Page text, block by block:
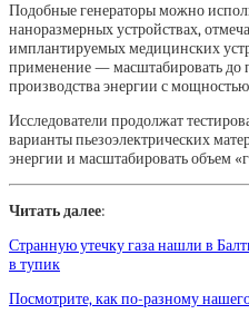
Подобные генераторы можно
наноразмерных устройствах,
имплантируемых медицинских
применение — масштабировать до
производства энергии с
Исследователи продолжат
варианты пьезоэлектрических
энергии и масштабировать объем
Читать далее:
Странную утечку газа нашли в
в тупик
Посмотрите, как по-разному